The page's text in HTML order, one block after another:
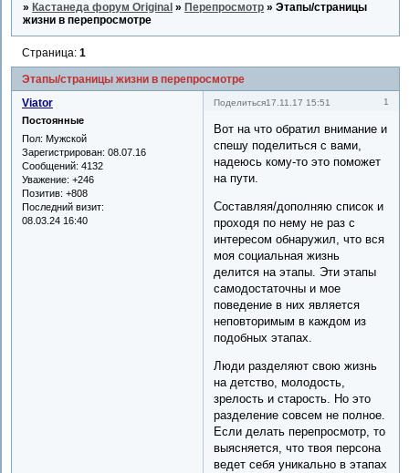
» Кастанеда форум Original » Перепросмотр »Этапы/страницы
жизни в перепросмотре
Этапы/страницы жизни в перепросмотре
Страница:1
Поделиться 1
17.11.17 15:51
Viator
Постоянные
Пол: Мужской
Зарегистрирован: 08.07.16
Сообщений: 4132
Уважение: +246
Позитив: +808
Последний визит:
08.03.24 16:40
Вот на что обратил внимание и
спешу поделиться с вами,
надеюсь кому-то это поможет
на пути.
Составляя/дополняю список и
проходя по нему не раз с
интересом обнаружил, что вся
моя социальная жизнь
делится на этапы. Эти этапы
самодостаточны и мое
поведение в них является
неповторимым в каждом из
подобных этапах.
Люди разделяют свою жизнь
на детство, молодость,
зрелость и старость. Но это
разделение совсем не полное.
Если делать перепросмотр, то
выясняется, что твоя персона
ведет себя уникально в этапах